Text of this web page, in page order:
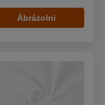
Ábrázolni